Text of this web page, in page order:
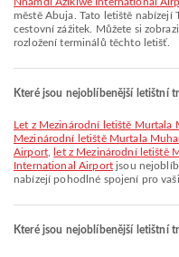
městě Abuja. Tato letiště nabízejí
cestovní zážitek. Můžete si
rozložení terminálů těchto letišť.
Které jsou nejoblíbenější letištní
let z Mezinárodní letiště Murtala
Mezinárodní letiště Murtala
Airport,
let z Mezinárodní letiště
International Airportjsou
nabízejí pohodlné spojení pro vaši
Které jsou nejoblíbenější letištní